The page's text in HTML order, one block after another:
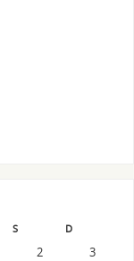
S D
2
3